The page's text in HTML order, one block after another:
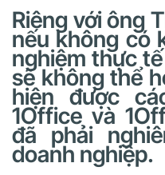
Riêng với ông
nếu không có
nghiệm thực
sẽ không thể
hiện được
1Office và
đã phải
doanh nghiệp.